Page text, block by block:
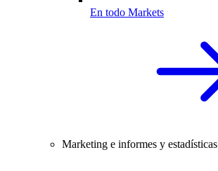
En todo Markets
Marketing e informes y estadísticas